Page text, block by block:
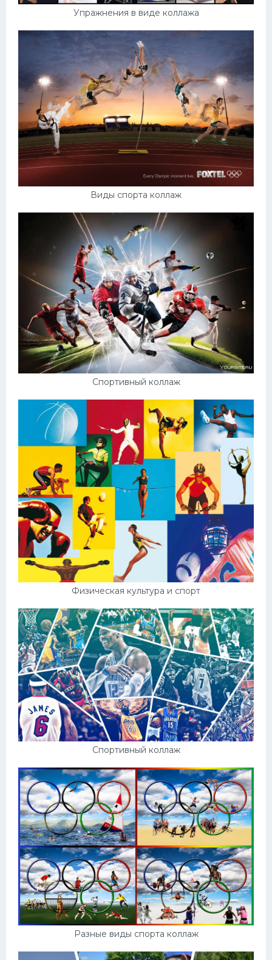
Упражнения в виде коллажа
Виды спорта коллаж
Спортивный коллаж
Физическая культура и спорт
Спортивный коллаж
Разные виды спорта коллаж